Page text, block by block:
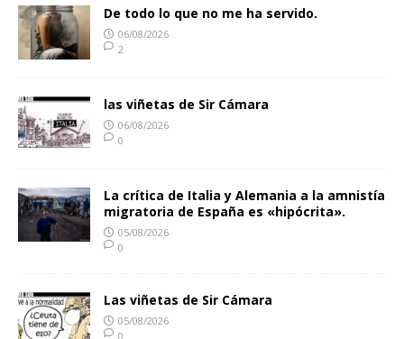
De todo lo que no me ha servido.
06/08/2026
2
las viñetas de Sir Cámara
06/08/2026
0
La crítica de Italia y Alemania a la amnistía
migratoria de España es «hipócrita».
05/08/2026
0
Las viñetas de Sir Cámara
05/08/2026
0